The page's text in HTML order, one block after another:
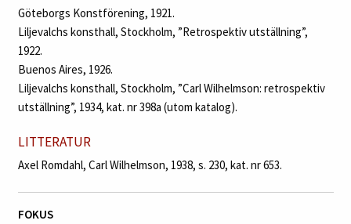
Göteborgs Konstförening, 1921.
Liljevalchs konsthall, Stockholm, ”Retrospektiv utställning”,
1922.
Buenos Aires, 1926.
Liljevalchs konsthall, Stockholm, ”Carl Wilhelmson: retrospektiv
utställning”, 1934, kat. nr 398a (utom katalog).
LITTERATUR
Axel Romdahl, Carl Wilhelmson, 1938, s. 230, kat. nr 653.
FOKUS